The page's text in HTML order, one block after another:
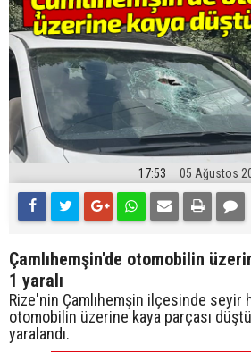
17:53 05 Ağustos
Çamlıhemşin'de otomobilin
1 yaralı
Rize'nin Çamlıhemşin ilçesinde seyir
otomobilin üzerine kaya parçası
yaralandı.